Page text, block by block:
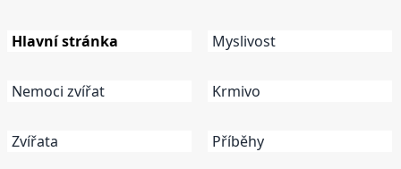
Hlavní stránka
Nemoci zvířat
Zvířata
Myslivost
Krmivo
Příběhy